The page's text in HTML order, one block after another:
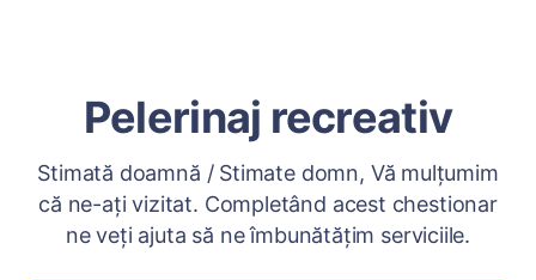
Pelerinaj recreativ
Stimată doamnă / Stimate domn, Vă mulțumim
că ne-ați vizitat. Completând acest chestionar
ne veți ajuta să ne îmbunătățim serviciile.